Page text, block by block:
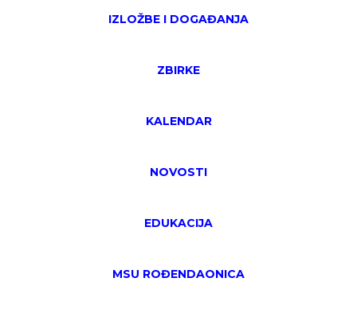
IZLOŽBE I DOGAĐANJA
ZBIRKE
KALENDAR
NOVOSTI
EDUKACIJA
MSU ROĐENDAONICA